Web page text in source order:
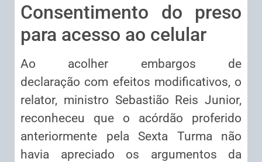
Consentimento do preso
para acesso ao celular
Ao acolher embargos de
declaração com efeitos modificativos, o
relator, ministro Sebastião Reis Junior,
reconheceu que o acórdão proferido
anteriormente pela Sexta Turma não
havia apreciado os argumentos da